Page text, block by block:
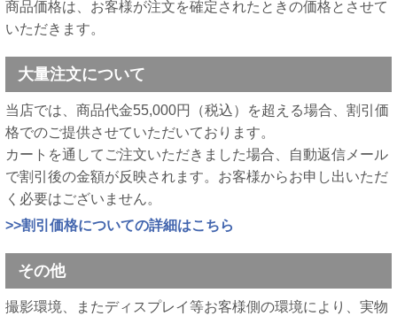
商品価格は、お客様が注文を確定されたときの価格とさせて
いただきます。
大量注文について
当店では、商品代金55,000円（税込）を超える場合、割引価
格でのご提供させていただいております。
カートを通してご注文いただきました場合、自動返信メール
で割引後の金額が反映されます。お客様からお申し出いただ
く必要はございません。
>>割引価格についての詳細はこちら
その他
撮影環境、またディスプレイ等お客様側の環境により、実物